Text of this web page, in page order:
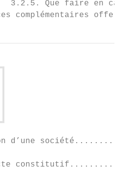
3.2.5. Que faire en cas
complémentaires
d’une